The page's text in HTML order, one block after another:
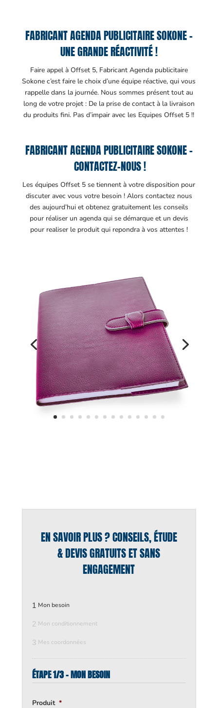
FABRICANT AGENDA PUBLICITAIRE SOKONE –
UNE GRANDE RÉACTIVITÉ !
Faire appel à Offset 5, Fabricant Agenda publicitaire
Sokone c’est faire le choix d’une équipe réactive, qui vous
rappelle dans la journée. Nous sommes présent tout au
long de votre projet : De la prise de contact à la livraison
du produits fini. Pas d’impair avec les Equipes Offset 5 !!
FABRICANT AGENDA PUBLICITAIRE SOKONE –
CONTACTEZ-NOUS !
Les équipes Offset 5 se tiennent à votre disposition pour
discuter avec vous votre besoin ! Alors contactez nous
des aujourd’hui et obtenez gratuitement les conseils
pour réaliser un agenda qui se démarque et un devis
pour realiser le produit qui repondra à vos attentes !
EN SAVOIR PLUS ? CONSEILS, ÉTUDE
& DEVIS GRATUITS ET SANS
ENGAGEMENT
1 Mon besoin
2 Mon conditionnement
3 Mes coordonnées
ÉTAPE 1/3 - MON BESOIN
Produit *